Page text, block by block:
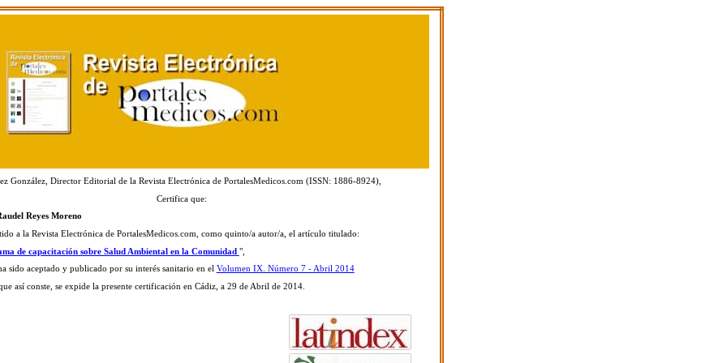
González, Director Editorial de la Revista Electrónica de PortalesMedicos.com (ISSN: 1886-8924),
Certifica que:
Reyes Moreno
a la Revista Electrónica de PortalesMedicos.com, como quinto/a autor/a, el artículo titulado:
de capacitación sobre Salud Ambiental en la Comunidad ",
sido aceptado y publicado por su interés sanitario en el Volumen IX. Número 7 - Abril 2014
así conste, se expide la presente certificación en Cádiz, a 29 de Abril de 2014.